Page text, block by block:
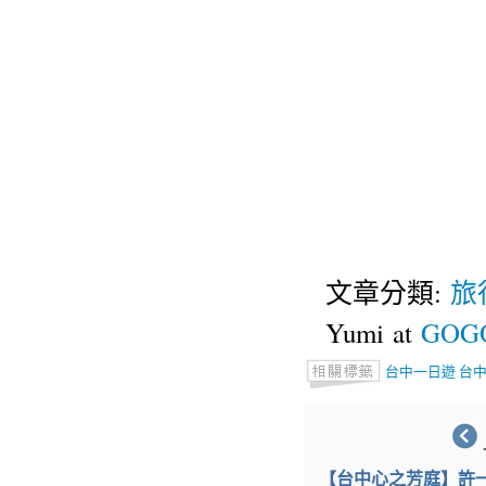
文章分類: 旅
Yumi at
台中一日遊 台
【台中心之芳庭】